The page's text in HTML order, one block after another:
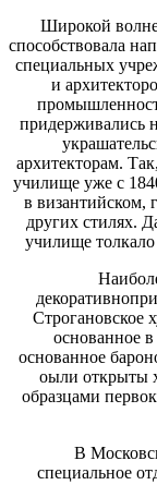
Широкой волне
способствовала
специальных
и
придерживались
архитекторам.
училище уже с
в византийском,
других стилях.
училище толкало
Строгановское
основанное
основанное
оыли открыты
образцами
В
специальное